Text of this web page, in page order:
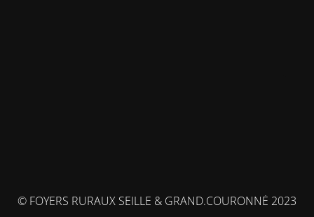
© FOYERS RURAUX SEILLE & GRAND.COURONNÉ 2023